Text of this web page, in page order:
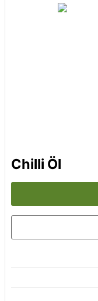
Chilli Öl